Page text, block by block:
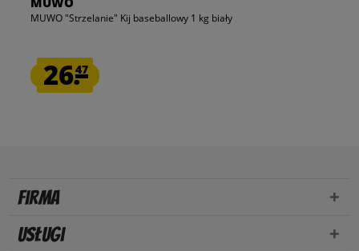
MUWO "Strzelanie" Kij baseballowy 1 kg biały
26.47
Firma
Usługi